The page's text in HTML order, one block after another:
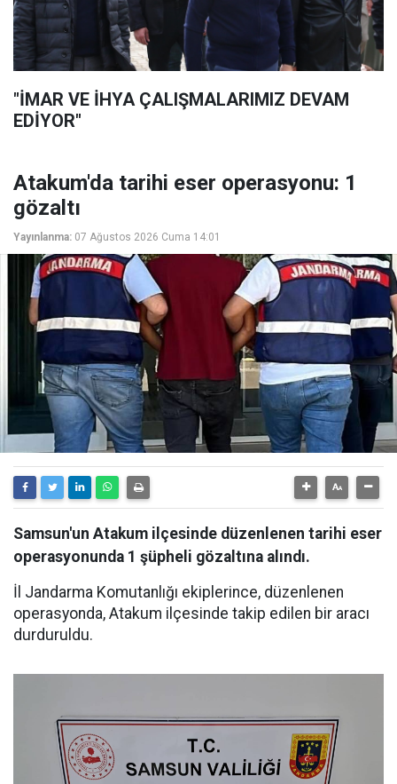
"İMAR VE İHYA ÇALIŞMALARIMIZ DEVAM
EDİYOR"
Atakum'da tarihi eser operasyonu: 1
gözaltı
Yayınlanma: 07 Ağustos 2026 Cuma 14:01
Samsun'un Atakum ilçesinde düzenlenen tarihi eser
operasyonunda 1 şüpheli gözaltına alındı.
İl Jandarma Komutanlığı ekiplerince, düzenlenen
operasyonda, Atakum ilçesinde takip edilen bir aracı
durduruldu.